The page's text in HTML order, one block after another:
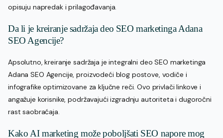
opisuju napredak i prilagođavanja.
Da li je kreiranje sadržaja deo SEO marketinga Adana
SEO Agencije?
Apsolutno, kreiranje sadržaja je integralni deo SEO marketinga
Adana SEO Agencije, proizvodeći blog postove, vodiče i
infografike optimizovane za ključne reči. Ovo privlači linkove i
angažuje korisnike, podržavajući izgradnju autoriteta i dugoročni
rast saobraćaja.
Kako AI marketing može poboljšati SEO napore mog